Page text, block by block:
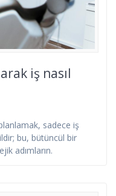
iş nasıl
sadece iş
bu, bütüncül bir
adımların.